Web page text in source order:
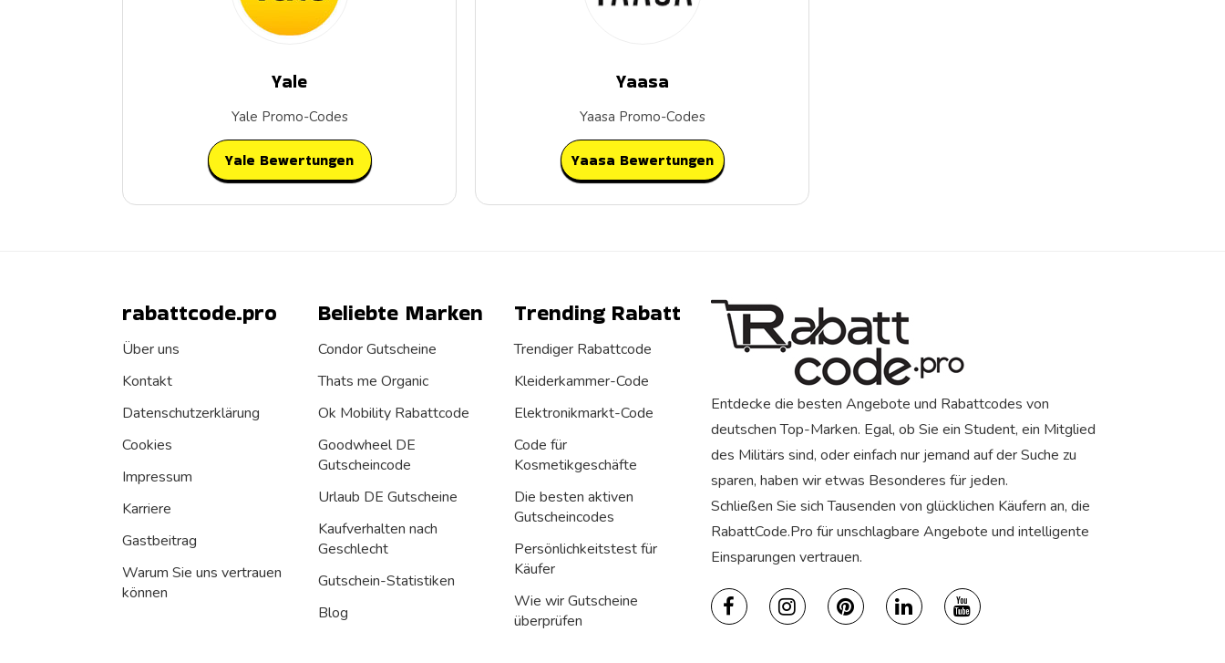
Yale
Yale Promo-Codes
Yale Bewertungen
Yaasa
Yaasa Promo-Codes
Yaasa Bewertungen
rabattcode.pro
Über uns
Kontakt
Datenschutz­erklärung
Cookies
Impressum
Karriere
Gastbeitrag
Warum Sie uns vertrauen
können
Beliebte Marken
Condor Gutscheine
Thats me Organic
Ok Mobility Rabattcode
Goodwheel DE
Gutscheincode
Urlaub DE Gutscheine
Kaufverhalten nach
Geschlecht
Gutschein-Statistiken
Blog
Trending Rabatt
Trendiger Rabattcode
Kleiderkammer-Code
Elektronikmarkt-Code
Code für
Kosmetikgeschäfte
Die besten aktiven
Gutscheincodes
Persönlichkeitstest für
Käufer
Wie wir Gutscheine
überprüfen
Entdecke die besten Angebote und Rabattcodes von
deutschen Top-Marken. Egal, ob Sie ein Student, ein Mitglied
des Militärs sind, oder einfach nur jemand auf der Suche zu
sparen, haben wir etwas Besonderes für jeden.
Schließen Sie sich Tausenden von glücklichen Käufern an, die
RabattCode.Pro für unschlagbare Angebote und intelligente
Einsparungen vertrauen.